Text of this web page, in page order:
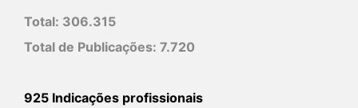
Total: 306.315
Total de Publicações: 7.720
925 Indicações profissionais